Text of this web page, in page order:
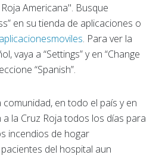
Americana". Busque
en su tienda de aplicaciones o
. Para ver la
vaya a “Settings” y en “Change
“Spanish”.
en todo el país y en
la Cruz Roja todos los días para
incendios de hogar
del hospital aun